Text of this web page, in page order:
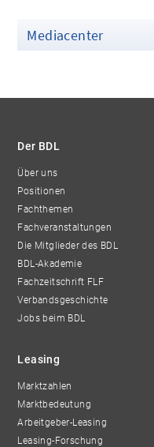
Mediacenter
Der BDL
Über uns
Positionen
Fachthemen
Fachveranstaltungen
Die Mitglieder des BDL
BDL-Akademie
Fachzeitschrift FLF
Verbandsgeschichte
Jobs beim BDL
Leasing
Marktzahlen
Marktbedeutung
Arbeitgeber-Leasing
Leasing-Forschung